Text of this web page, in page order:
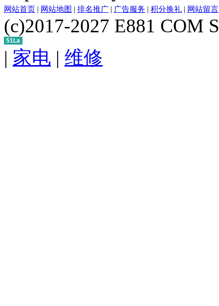
网站首页 | 网站地图 | 排名推广 | 广告服务 | 积分换礼 | 网站留言
(c)2017-2027 E881 COM
51La
| 家电 | 维修